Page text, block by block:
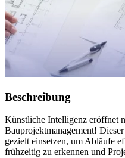
Beschreibung
Künstliche Intelligenz eröffnet
Bauprojektmanagement!
gezielt einsetzen, um Abläufe
frühzeitig zu erkennen und